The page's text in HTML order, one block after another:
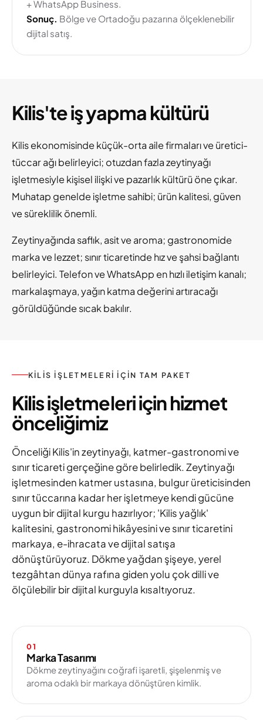
+ WhatsApp Business.
Sonuç. Bölge ve Ortadoğu pazarına ölçeklenebilir
dijital satış.
Kilis'te iş yapma kültürü
Kilis ekonomisinde küçük-orta aile firmaları ve üretici-
tüccar ağı belirleyici; otuzdan fazla zeytinyağı
işletmesiyle kişisel ilişki ve pazarlık kültürü öne çıkar.
Muhatap genelde işletme sahibi; ürün kalitesi, güven
ve süreklilik önemli.
Zeytinyağında saflık, asit ve aroma; gastronomide
marka ve lezzet; sınır ticaretinde hız ve şahsi bağlantı
belirleyici. Telefon ve WhatsApp en hızlı iletişim kanalı;
markalaşmaya, yağın katma değerini artıracağı
görüldüğünde sıcak bakılır.
KILIS IŞLETMELERI IÇIN TAM PAKET
Kilis işletmeleri için hizmet
önceliğimiz
Önceliği Kilis'in zeytinyağı, katmer-gastronomi ve
sınır ticareti gerçeğine göre belirledik. Zeytinyağı
işletmesinden katmer ustasına, bulgur üreticisinden
sınır tüccarına kadar her işletmeye kendi gücüne
uygun bir dijital kurgu hazırlıyor; 'Kilis yağlık'
kalitesini, gastronomi hikâyesini ve sınır ticaretini
markaya, e-ihracata ve dijital satışa
dönüştürüyoruz. Dökme yağdan şişeye, yerel
tezgâhtan dünya rafına giden yolu çok dilli ve
ölçülebilir bir dijital kurguyla kısaltıyoruz.
01
Marka Tasarımı
Dökme zeytinyağını coğrafi işaretli, şişelenmiş ve
aroma odaklı bir markaya dönüştüren kimlik.